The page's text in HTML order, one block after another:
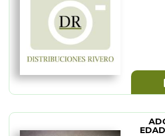
PEÑARRUBIA (2)
(2)
(2)
BORJA (2)
(4)
(1)
(3)
(2)